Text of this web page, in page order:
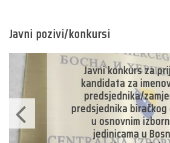
Javni pozivi/konkursi
Javni konkurs za
kandidata za
predsjednika/
predsjednika
u osnovnim
jedinicama u